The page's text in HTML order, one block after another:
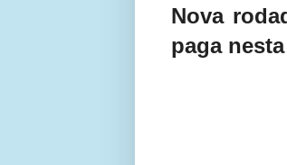
Nova
paga